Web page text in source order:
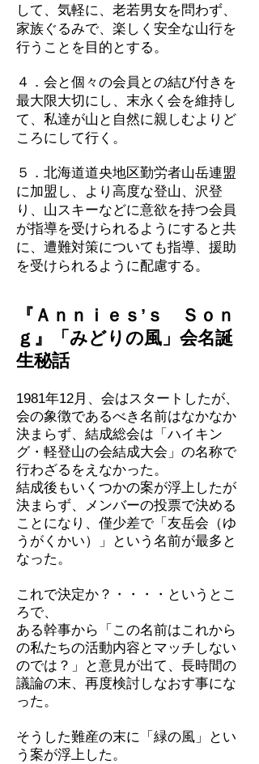
して、気軽に、老若男女を問わず、
家族ぐるみで、楽しく安全な山行を
行うことを目的とする。
４．会と個々の会員との結び付きを
最大限大切にし、末永く会を維持し
て、私達が山と自然に親しむよりど
ころにして行く。
５．北海道道央地区勤労者山岳連盟
に加盟し、より高度な登山、沢登
り、山スキーなどに意欲を持つ会員
が指導を受けられるようにすると共
に、遭難対策についても指導、援助
を受けられるように配慮する。
『Ａｎｎｉｅｓ’ｓ Ｓｏｎ
ｇ』「みどりの風」会名誕
生秘話
1981年12月、会はスタートしたが、
会の象徴であるべき名前はなかなか
決まらず、結成総会は「ハイキン
グ・軽登山の会結成大会」の名称で
行わざるをえなかった。
結成後もいくつかの案が浮上したが
決まらず、メンバーの投票で決める
ことになり、僅少差で「友岳会（ゆ
うがくかい）」という名前が最多と
なった。
これで決定か？・・・・というとこ
ろで、
ある幹事から「この名前はこれから
の私たちの活動内容とマッチしない
のでは？」と意見が出て、長時間の
議論の末、再度検討しなおす事にな
った。
そうした難産の末に「緑の風」とい
う案が浮上した。